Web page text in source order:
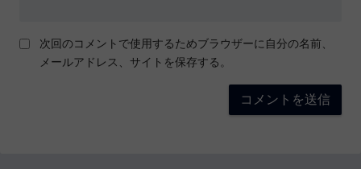
次回のコメントで使用するためブラウザーに自分の名前、
メールアドレス、サイトを保存する。